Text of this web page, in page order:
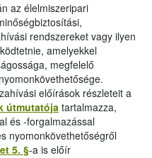
az élelmiszeripari
rendszereket vagy ilyen
amelyekkel
megfelelő
előírások részleteit a
útmutatója tartalmazza,
és -forgalmazással
nyomonkövethetőségről
5. §-a is előír